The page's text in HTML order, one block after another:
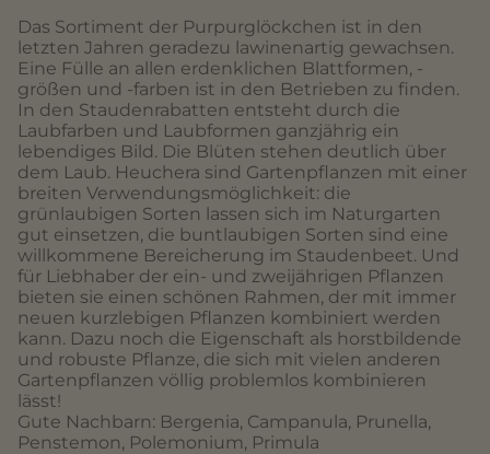
Das Sortiment der Purpurglöckchen ist in den
letzten Jahren geradezu lawinenartig gewachsen.
Eine Fülle an allen erdenklichen Blattformen, -
größen und -farben ist in den Betrieben zu finden.
In den Staudenrabatten entsteht durch die
Laubfarben und Laubformen ganzjährig ein
lebendiges Bild. Die Blüten stehen deutlich über
dem Laub. Heuchera sind Gartenpflanzen mit einer
breiten Verwendungsmöglichkeit: die
grünlaubigen Sorten lassen sich im Naturgarten
gut einsetzen, die buntlaubigen Sorten sind eine
willkommene Bereicherung im Staudenbeet. Und
für Liebhaber der ein- und zweijährigen Pflanzen
bieten sie einen schönen Rahmen, der mit immer
neuen kurzlebigen Pflanzen kombiniert werden
kann. Dazu noch die Eigenschaft als horstbildende
und robuste Pflanze, die sich mit vielen anderen
Gartenpflanzen völlig problemlos kombinieren
lässt!
Gute Nachbarn: Bergenia, Campanula, Prunella,
Penstemon, Polemonium, Primula